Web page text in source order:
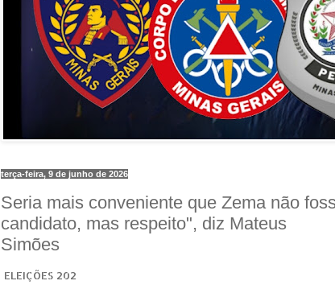
terça-feira, 9 de junho de 2026
Seria mais conveniente que Zema não
candidato, mas respeito", diz Mateus
Simões
ELEIÇÕES 202